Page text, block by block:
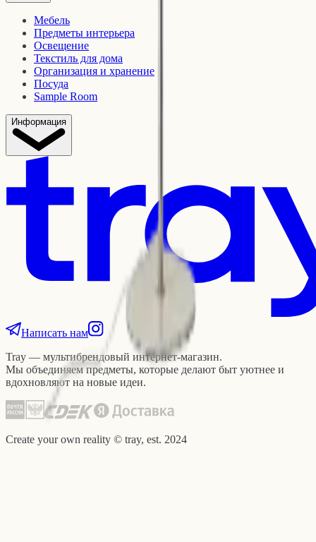
Мебель
Предметы интерьера
Освещение
Текстиль для дома
Организация и хранение
Посуда
Sample Room
Информация
Написать нам
Tray — мультибрендовый интернет-магазин.
Мы объединяем предметы, которые делают быт уютнее и
вдохновляют на новые идеи.
Create your own reality © tray, est. 2024